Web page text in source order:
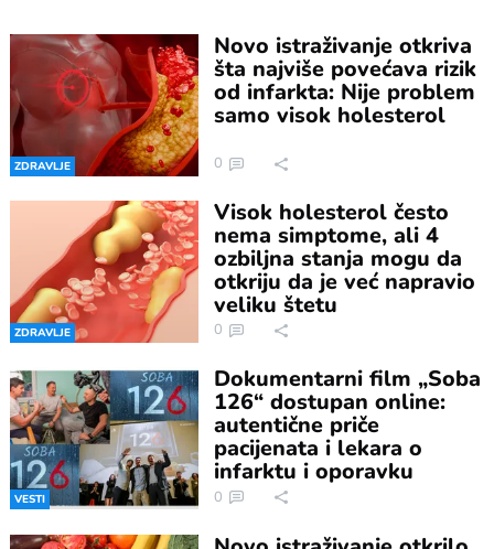
ZDRAVLJE
Novo istraživanje otkriva
šta najviše povećava rizik
od infarkta: Nije problem
samo visok holesterol
0
ZDRAVLJE
Visok holesterol često
nema simptome, ali 4
ozbiljna stanja mogu da
otkriju da je već napravio
veliku štetu
0
VESTI
Dokumentarni film „Soba
126“ dostupan online:
autentične priče
pacijenata i lekara o
infarktu i oporavku
0